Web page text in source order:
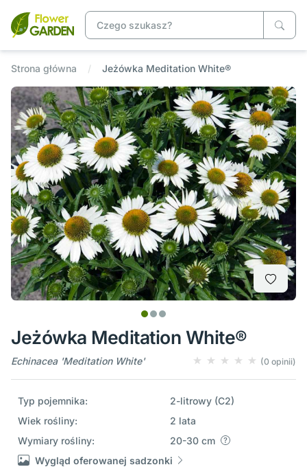
Strona główna Jeżówka Meditation White®
Jeżówka Meditation White®
Echinacea 'Meditation White' (0 opinii)
Typ pojemnika:
2-litrowy (C2)
Wiek rośliny:
2 lata
Wymiary rośliny:
20-30 cm
Wygląd oferowanej sadzonki